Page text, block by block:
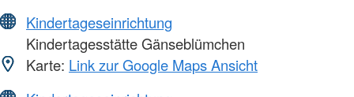
Kindertageseinrichtung
Kindertagesstätte Gänseblümchen
Karte: Link zur Google Maps Ansicht